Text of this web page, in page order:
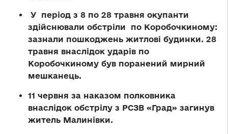
У період з 8 по 28 травня окупанти
здійснювали обстріли по Коробочкиному:
зазнали пошкоджень житлові будинки. 28
травня внаслідок ударів по
Коробочкиному був поранений мирний
мешканець.
11 червня за наказом полковника
внаслідок обстрілу з РСЗВ «Град» загинув
житель Малинівки.